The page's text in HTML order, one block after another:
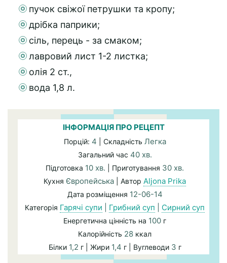
пучок свіжої петрушки та кропу;
дрібка паприки;
сіль, перець - за смаком;
лавровий лист 1-2 листка;
олія 2 ст.,
вода 1,8 л.
ІНФОРМАЦІЯ ПРО РЕЦЕПТ
Порцій: 4 | Складність Легка
Загальний час 40 хв.
Підготовка 10 хв. | Приготування 30 хв.
Кухня Європейська | Автор Aljona Prika
Дата розміщення 12-06-14
Категорія Гарячі супи Грибний суп Сирний суп
Енергетична цінність на 100 г
Калорійність 28 ккал
Білки 1,2 г | Жири 1,4 г | Вуглеводи 3 г